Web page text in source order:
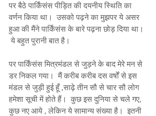
पर बैठे पार्किंसंस पीड़ित की दयनीय स्थिति का
वर्णन किया था।  उसको पढ़ने का मुझपर ये असर
हुआ की मैंने पार्किंसंस के बारे पढ़ना छोड़ दिया था।
ये बहुत पुरानी बात है।
पर पार्किंसंस मित्रमंडल से जुड़ने के बाद मेरे मन से
डर निकल गया।  मैं करीब करीब दस वर्षों से इस
मंडल से जुड़ी हुई हूँ ,साढ़े तीन सौ से चार सौ लोग
हमेशा सूची में होते हैं।  कुछ इस दुनिया से चले गए,
कुछ नए आये , लेकिन ये सामान्य संख्या है।  इतनी